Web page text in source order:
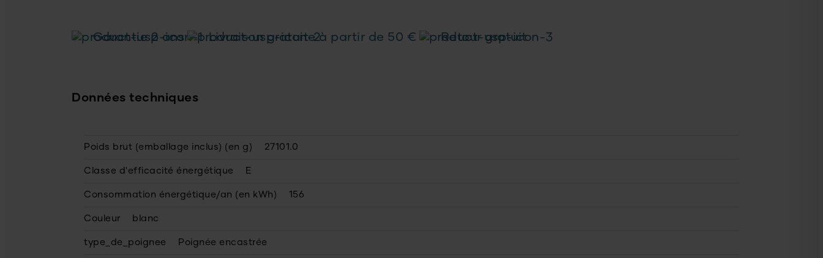
Garantie 2 ans Livraison gratuite à partir de 50 € Retour gratuit
Données techniques
Poids brut (emballage inclus) (en g) 27101.0
Classe d'efficacité énergétique E
Consommation énergétique/an (en kWh) 156
Couleur blanc
type_de_poignee Poignée encastrée